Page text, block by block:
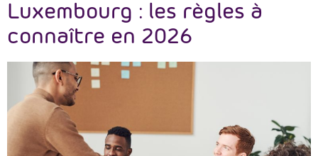
Luxembourg : les règles à
connaître en 2026